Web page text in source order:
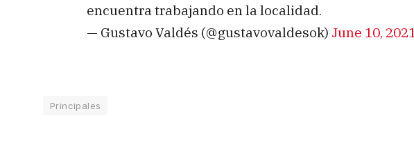
encuentra trabajando en la localidad.
— Gustavo Valdés (@gustavovaldesok) June 10, 2021
Principales